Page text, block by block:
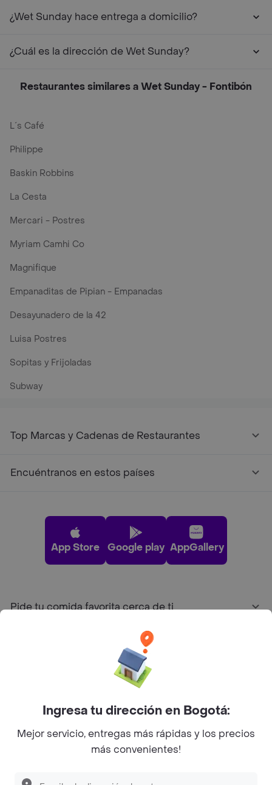
¿Wet Sunday hace entrega a domicilio?
¿Cuál es la dirección de Wet Sunday?
Restaurantes similares a Wet Sunday - Fontibón
L´s Café
Philippe
Baskin Robbins
La Cesta
Mercari - Postres
Myriam Camhi Co
Magnifique
Empanaditas de Pipian - Empanadas
Desayunadero de la 42
Luisa Postres
Sopitas y Frijoladas
Subway
Top Marcas y Cadenas de Restaurantes
Encuéntranos en estos países
App Store Google play AppGallery
Pide tu comida favorita cerca de ti
Sobre Rappi
Facebook
Twitter
Instagram
Ingresa tu dirección en Bogotá:
Mejor servicio, entregas más rápidas y los precios
más convenientes!